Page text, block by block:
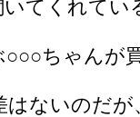
てくれてい
ちゃんが
ないのだ